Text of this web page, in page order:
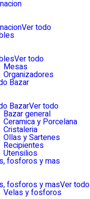
Ver todo
Ver todo
Mesas
Organizadores
Bazar
BazarVer todo
Bazar general
Ceramica y Porcelana
Cristaleria
Ollas y Sartenes
Recipientes
Utensilios
fosforos y mas
fosforos y masVer todo
Velas y fosforos